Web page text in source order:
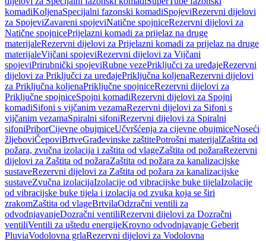
komadiKoljenaSpecijalni fazonski komadiSpojeviRezervni dijelovi
za SpojeviZavareni spojeviNatične spojniceRezervni dijelovi za
Natične spojnicePrijelazni komadi za prijelaz na druge
materijaleRezervni dijelovi za Prijelazni komadi za prijelaz na druge
materijaleVijčani spojeviRezervni dijelovi za Vijčani
spojeviPrirubnički spojeviRubne vezePriključci za uređajeRezervni
dijelovi za Priključci za uređajePriključna koljenaRezervni dijelovi
za Priključna koljenaPriključne spojniceRezervni dijelovi za
Priključne spojniceSpojni komadiRezervni dijelovi za Spojni
komadiSifoni s vijčanim vezamaRezervni dijelovi za Sifoni s
vijčanim vezamaSpiralni sifoniRezervni dijelovi za Spiralni
sifoniPriborCijevne obujmiceUčvršćenja za cijevne obujmiceNoseći
žljeboviČepoviBrtveGrađevinske zaštitePotrošni materijalZaštita od
požara, zvučna izolacija i zaštita od vlageZaštita od požaraRezervni
dijelovi za Zaštita od požaraZaštita od požara za kanalizacijske
sustaveRezervni dijelovi za Zaštita od požara za kanalizacijske
sustaveZvučna izolacijaIzolacije od vibracijske buke tijelaIzolacije
od vibracijske buke tijela i izolacija od zvuka koja se širi
zrakomZaštita od vlageBrtvilaOdzračni ventili za
odvodnjavanjeDozračni ventiliRezervni dijelovi za Dozračni
ventiliVentili za uštedu energijeKrovno odvodnjavanje Geberit
PluviaVodolovna grlaRezervni dijelovi za Vodolovna